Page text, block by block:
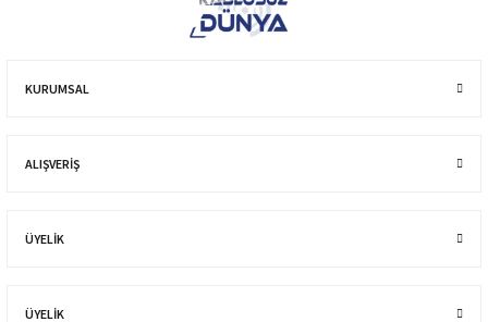
KURUMSAL
ALIŞVERIŞ
ÜYELİK
ÜYELİK